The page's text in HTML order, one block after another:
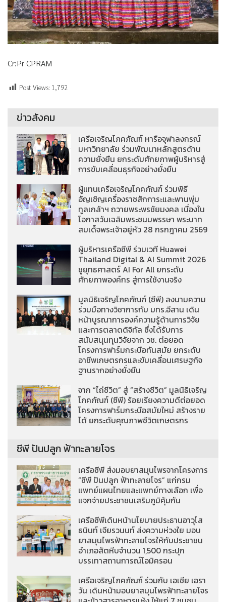
Cr:Pr CPRAM
Post Views: 1,792
ข่าวสังคม
เครือเจริญโภคภัณฑ์ หารือจุฬาลงกรณ์
มหาวิทยาลัย ร่วมพัฒนาหลักสูตรด้าน
ความยั่งยืน ยกระดับศักยภาพผู้บริหารสู่
การขับเคลื่อนธุรกิจอย่างยั่งยืน
ผู้แทนเครือเจริญโภคภัณฑ์ ร่วมพิธี
อัญเชิญเครื่องราชสักการะและพานพุ่ม
ทูลเกล้าฯ ถวายพระพรชัยมงคล เนื่องใน
โอกาสวันเฉลิมพระชนมพรรษา พระบาท
สมเด็จพระเจ้าอยู่หัว 28 กรกฎาคม 2569
ผู้บริหารเครือซีพี ร่วมเวที Huawei
Thailand Digital & AI Summit 2026
ชูยุทธศาสตร์ AI For All ยกระดับ
ศักยภาพองค์กร สู่การใช้งานจริง
มูลนิธิเจริญโภคภัณฑ์ (ซีพี) ลงนามความ
ร่วมมือทางวิชาการกับ มทร.อีสาน เดิน
หน้าบูรณาการองค์ความรู้ด้านการวิจัย
และการตลาดดิจิทัล ซึ่งได้รับการ
สนับสนุนทุนวิจัยจาก วช. ต่อยอด
โครงการฟาร์มกระบือทันสมัย ยกระดับ
อาชีพเกษตรกรและขับเคลื่อนเศรษฐกิจ
ฐานรากอย่างยั่งยืน
จาก “ไถ่ชีวิต” สู่ “สร้างชีวิต” มูลนิธิเจริญ
โภคภัณฑ์ (ซีพี) ร้อยเรียงความดีต่อยอด
โครงการฟาร์มกระบือสมัยใหม่ สร้างราย
ได้ ยกระดับคุณภาพชีวิตเกษตรกร
ซีพี ปันปลูก ฟ้าทะลายโจร
เครือซีพี ส่งมอบยาสมุนไพรจากโครงการ
“ซีพี ปันปลูก ฟ้าทะลายโจร” แก่กรม
แพทย์แผนไทยและแพทย์ทางเลือก เพื่อ
แจกจ่ายประชาชนเสริมภูมิคุ้มกัน
เครือซีพีเดินหน้านโยบายประธานอาวุโส
ธนินท์ เจียรวนนท์ ส่งความห่วงใย มอบ
ยาสมุนไพรฟ้าทะลายโจรให้กับประชาชน
อำเภอสัตหีบจำนวน 1,500 กระปุก
บรรเทาสถานการณ์โอมิครอน
เครือเจริญโภคภัณฑ์ ร่วมกับ เอเชีย เอรา
วัน เดินหน้ามอบยาสมุนไพรฟ้าทะลายโจร